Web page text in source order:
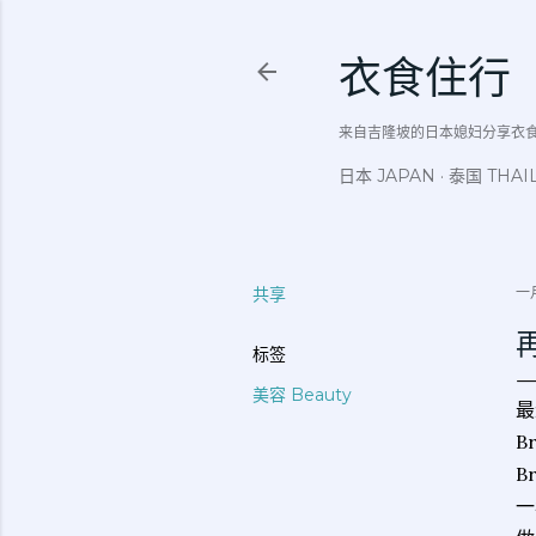
衣食住行
来自吉隆坡的日本媳妇分享
日本 JAPAN 泰国
共享
标签
美容 Beauty
一